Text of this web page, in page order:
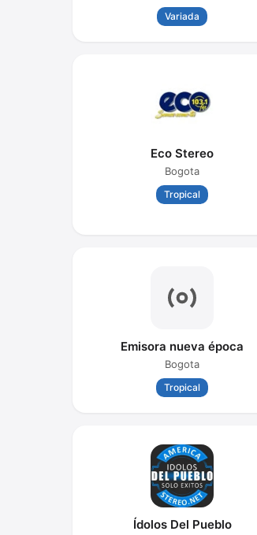
Variada
Eco Stereo
Bogota
Tropical
Emisora nueva época
Bogota
Tropical
Ídolos Del Pueblo